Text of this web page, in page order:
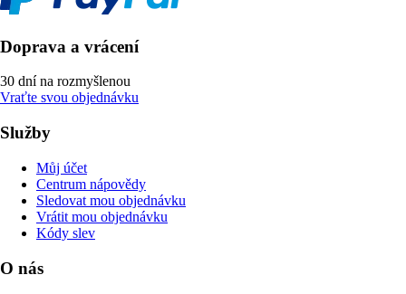
Doprava a vrácení
30 dní na rozmyšlenou
Vraťte svou objednávku
Služby
Můj účet
Centrum nápovědy
Sledovat mou objednávku
Vrátit mou objednávku
Kódy slev
O nás